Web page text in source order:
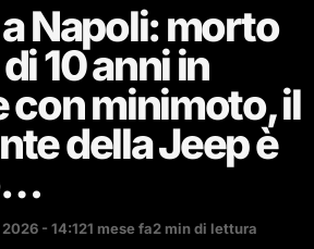
Napoli: morto
10 anni in
con minimoto, il
della Jeep è
- 14:121 mese fa2 min di lettura